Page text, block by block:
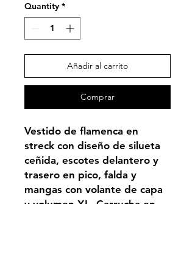
Quantity *
Añadir al carrito
Comprar
Vestido de flamenca en
streck con diseño de silueta
ceñida, escotes delantero y
trasero en pico, falda y
mangas con volante de capa
y volumen XL. Carrucha en